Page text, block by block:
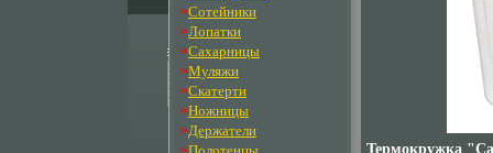
»Сотейники
»Лопатки
»Сахарницы
»Муляжи
»Скатерти
»Ножницы
»Держатели
»
Термокружка